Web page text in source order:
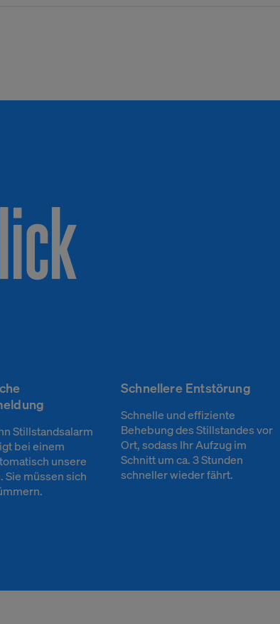
Stillstandsalarm
bei einem
unsere
Sie müssen sich
Schnellere Entstörung
Schnelle und effiziente
Behebung des Stillstandes vor
Ort, sodass Ihr Aufzug im
Schnitt um ca. 3 Stunden
schneller wieder fährt.